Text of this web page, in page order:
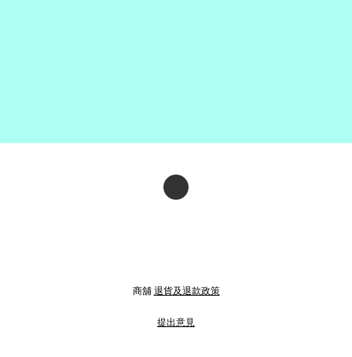
商舖 退貨及退款政策
提出意見